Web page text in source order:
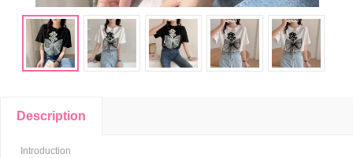
Description
Introduction